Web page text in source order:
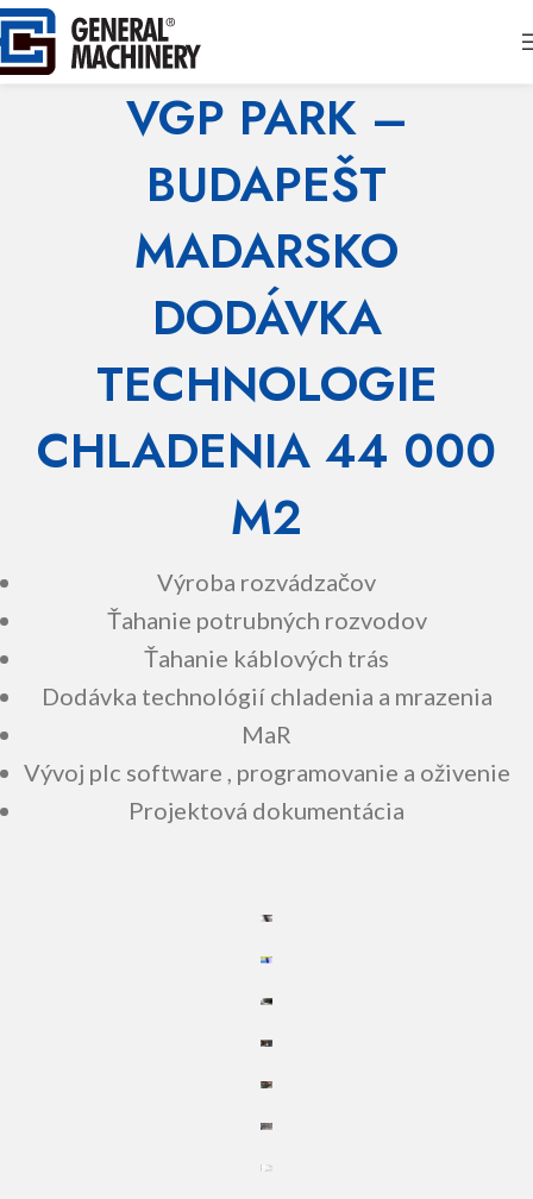
VGP PARK –
BUDAPEŠT
MADARSKO
DODÁVKA
TECHNOLOGIE
CHLADENIA 44 000
M2
Výroba rozvádzačov
Ťahanie potrubných rozvodov
Ťahanie káblových trás
Dodávka technológií chladenia a mrazenia
MaR
Vývoj plc software , programovanie a oživenie
Projektová dokumentácia